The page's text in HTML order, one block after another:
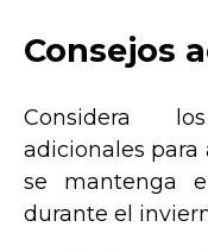
Consejos
Considera
adicionales
se mantenga
durante el